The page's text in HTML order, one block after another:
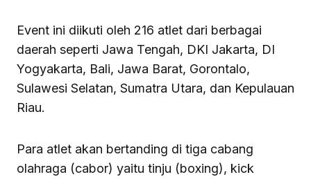
Event ini diikuti oleh 216 atlet dari berbagai
daerah seperti Jawa Tengah, DKI Jakarta, DI
Yogyakarta, Bali, Jawa Barat, Gorontalo,
Sulawesi Selatan, Sumatra Utara, dan Kepulauan
Riau.
Para atlet akan bertanding di tiga cabang
olahraga (cabor) yaitu tinju (boxing), kick